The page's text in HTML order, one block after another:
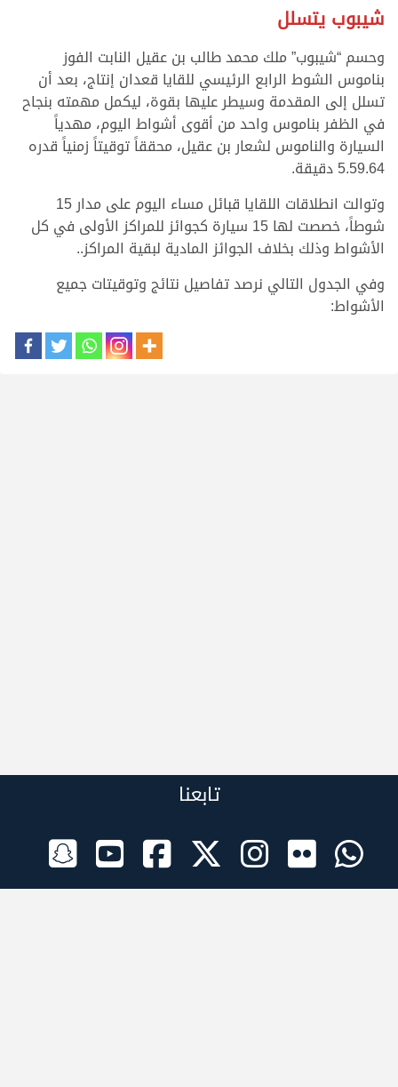
شيبوب يتسلل
وحسم “شيبوب” ملك محمد طالب بن عقيل النابت الفوز
بناموس الشوط الرابع الرئيسي للقايا قعدان إنتاج، بعد أن
تسلل إلى المقدمة وسيطر عليها بقوة، ليكمل مهمته بنجاح
في الظفر بناموس واحد من أقوى أشواط اليوم، مهدياً
السيارة والناموس لشعار بن عقيل، محققاً توقيتاً زمنياً قدره
5.59.64 دقيقة.
وتوالت انطلاقات اللقايا قبائل مساء اليوم على مدار 15
شوطاً، خصصت لها 15 سيارة كجوائز للمراكز الأولى في كل
الأشواط وذلك بخلاف الجوائز المادية لبقية المراكز..
وفي الجدول التالي نرصد تفاصيل نتائج وتوقيتات جميع
الأشواط:
تابعنا